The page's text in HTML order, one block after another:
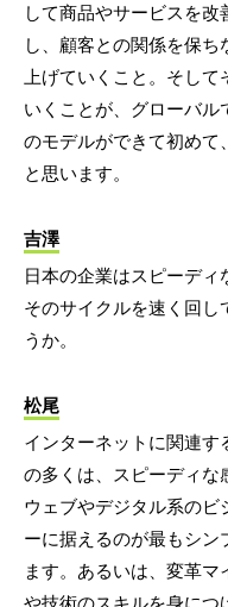
して商品やサービスを
し、顧客との関係を保
上げていくこと。そし
いくことが、グローバル
のモデルができて初めて
と思います。
吉澤
日本の企業はスピーディ
そのサイクルを速く回し
うか。
松尾
インターネットに関連す
の多くは、スピーディな
ウェブやデジタル系の
ーに据えるのが最もシン
ます。あるいは、変革
や技術のスキルを身につ